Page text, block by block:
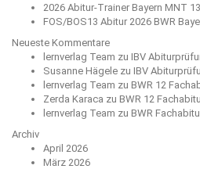
2026 Abitur-Trainer Bayern MNT 13
FOS/BOS13 Abitur 2026 BWR
Neueste Kommentare
lernverlag Team zu IBV
Susanne Hägele zu IBV
lernverlag Team zu BWR 12
Zerda Karaca zu BWR 12
lernverlag Team zu BWR
Archiv
April 2026
März 2026